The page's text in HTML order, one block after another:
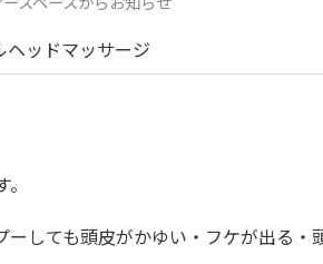
ッドマッサージ
ーしても頭皮がかゆい・フケが出る